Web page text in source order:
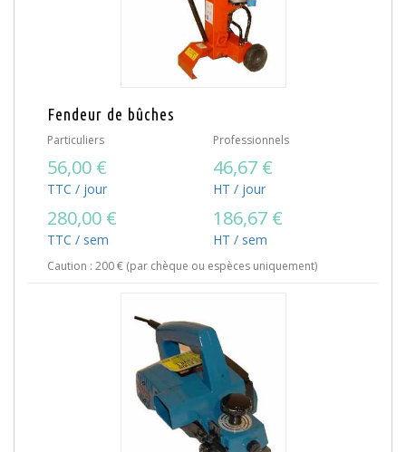
Fendeur de bûches
Particuliers
56,00 €
TTC / jour
280,00 €
TTC / sem
Professionnels
46,67 €
HT / jour
186,67 €
HT / sem
Caution : 200 € (par chèque ou espèces uniquement)